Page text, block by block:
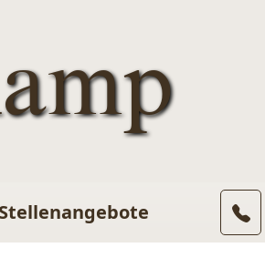
Stellenangebote